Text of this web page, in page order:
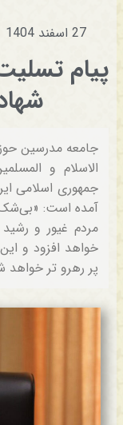
27 اسفند 1404
پیام
جامعه مدرسین
الاسلام و
جمهوری اسلامی
آمده است: «بی‌شک
مردم غیور و
خواهد افزود و
پر رهرو تر خواهد